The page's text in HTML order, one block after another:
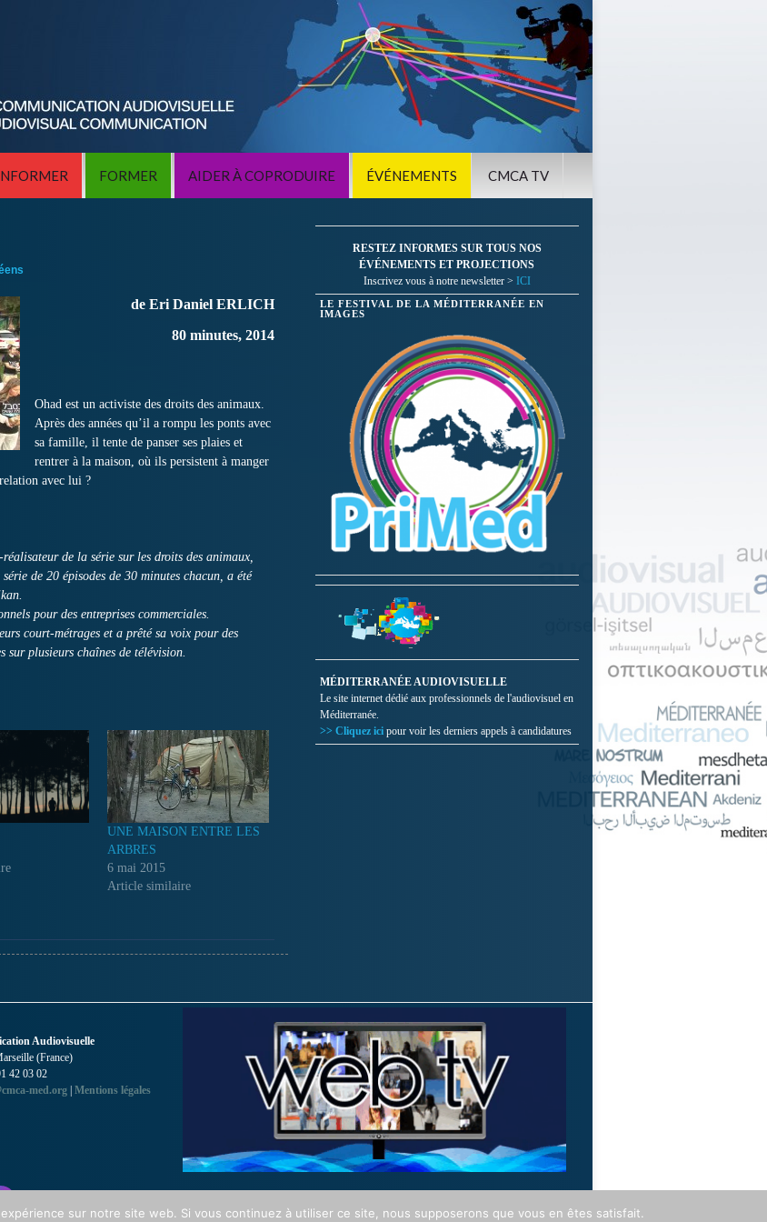
FORMER AIDER À COPRODUIRE ÉVÉNEMENTS CMCA TV
de Eri Daniel ERLICH
80 minutes, 2014
Ohad est un activiste des droits des animaux.
Après des années qu’il a rompu les ponts avec
sa famille, il tente de panser ses plaies et
rentrer à la maison, où ils persistent à manger
avec lui ?
de la série sur les droits des animaux,
de 20 épisodes de 30 minutes chacun, a été
pour des entreprises commerciales.
court-métrages et a prêté sa voix pour des
sur plusieurs chaînes de télévision.
UNE MAISON ENTRE LES
ARBRES
6 mai 2015
Article similaire
RESTEZ INFORMES SUR TOUS NOS
ÉVÉNEMENTS ET PROJECTIONS
Inscrivez vous à notre newsletter > ICI
LE FESTIVAL DE LA MÉDITERRANÉE EN
IMAGES
MÉDITERRANÉE AUDIOVISUELLE
Le site internet dédié aux professionnels de l'audiovisuel en
Méditerranée.
>> Cliquez ici pour voir les derniers appels à candidatures
Audiovisuelle
(France)
42 03 02
med.org | Mentions légales
sur notre site web. Si vous continuez à utiliser ce site, nous supposerons que vous en êtes satisfait.